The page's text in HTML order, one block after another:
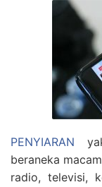
PENYIARAN
beraneka
radio, televisi,